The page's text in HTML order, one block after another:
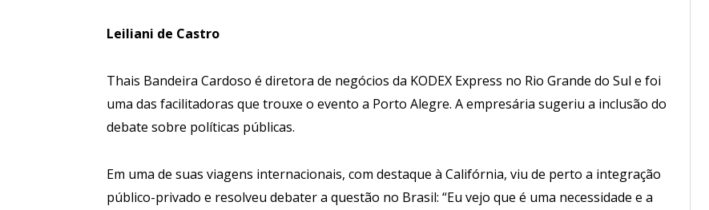
Leiliani de Castro
Thais Bandeira Cardoso é diretora de negócios da KODEX Express no Rio Grande do Sul e foi
uma das facilitadoras que trouxe o evento a Porto Alegre. A empresária sugeriu a inclusão do
debate sobre políticas públicas.
Em uma de suas viagens internacionais, com destaque à Califórnia, viu de perto a integração
público-privado e resolveu debater a questão no Brasil: “Eu vejo que é uma necessidade e a